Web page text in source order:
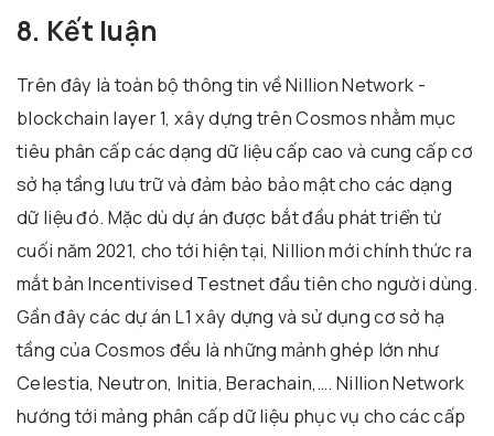
8. Kết luận
Trên đây là toàn bộ thông tin về Nillion Network -
blockchain layer 1, xây dựng trên Cosmos nhằm mục
tiêu phân cấp các dạng dữ liệu cấp cao và cung cấp cơ
sở hạ tầng lưu trữ và đảm bảo bảo mật cho các dạng
dữ liệu đó. Mặc dù dự án được bắt đầu phát triển từ
cuối năm 2021, cho tới hiện tại, Nillion mới chính thức ra
mắt bản Incentivised Testnet đầu tiên cho người dùng.
Gần đây các dự án L1 xây dựng và sử dụng cơ sở hạ
tầng của Cosmos đều là những mảnh ghép lớn như
Celestia, Neutron, Initia, Berachain,…. Nillion Network
hướng tới mảng phân cấp dữ liệu phục vụ cho các cấp